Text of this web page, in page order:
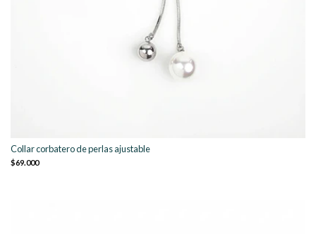
Collar corbatero de perlas ajustable
$69.000